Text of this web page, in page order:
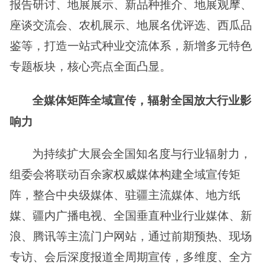
报告研讨、地展展示、新品种推介、地展观摩、
座谈交流会、农机展示、地展名优评选、西瓜品
鉴等，打造一站式种业交流体系，新增多元特色
专题板块，核心亮点全面凸显。
全媒体矩阵全域宣传，辐射全国放大行业影
响力
为持续扩大展会全国知名度与行业辐射力，
组委会将联动百余家权威媒体构建全域宣传矩
阵，整合中央级媒体、驻疆主流媒体、地方纸
媒、疆内广播电视、全国垂直种业行业媒体、新
浪、腾讯等主流门户网站，通过前期预热、现场
专访、会后深度报道全周期宣传，多维度、全方